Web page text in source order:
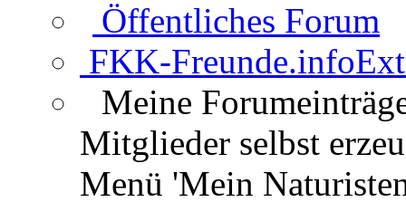
Öffentliches Forum
FKK-Freunde.info
Meine
Mitglieder selbst
Menü 'Mein